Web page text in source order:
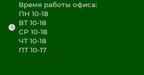
Время работы офиса:
ПН 10-18
ВТ 10-18
СР 10-18
ЧТ 10-18
ПТ 10-17